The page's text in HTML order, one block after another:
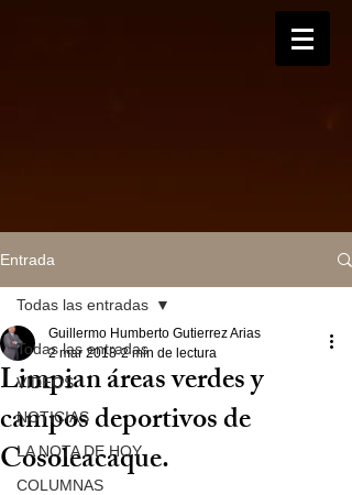
Entrada
Todas las entradas
VIDEOS
NOTICIAS
LA NOTA DE HOY
COLUMNAS
Todas las entradas
Limpian áreas verdes y
campos deportivos de
Cosoleacaque.
Guillermo Humberto Gutierrez Arias
2 mar 2018 2 min de lectura